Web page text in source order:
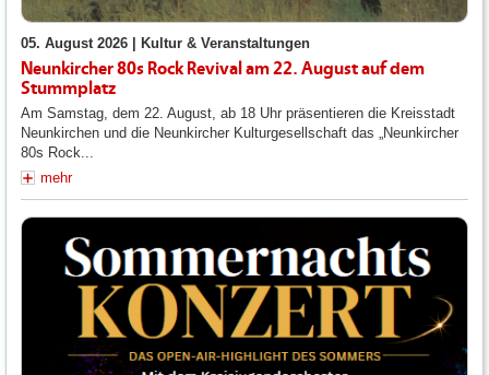
05. August 2026 | Kultur & Veranstaltungen
Neunkircher 80s Rock Revival am 22. August auf dem
Stummplatz
Am Samstag, dem 22. August, ab 18 Uhr präsentieren die Kreisstadt
Neunkirchen und die Neunkircher Kulturgesellschaft das „Neunkircher
80s Rock...
mehr